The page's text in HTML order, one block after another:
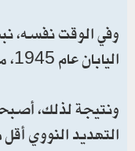
وفي الوقت نفسه،
اليابان عام 1945، مما أدى إلى نشوء قناعة عالمية واسعة بأن اللجوء إليه يمثل تجاوزا خطيرا للحدود السياسية والأخلاقية والإنسانية.
ونتيجة لذلك،
التهديد النووي